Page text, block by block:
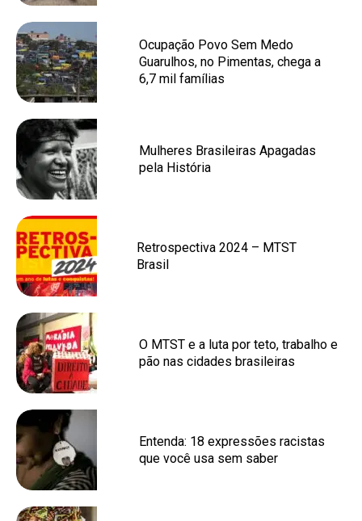
Ocupação Povo Sem Medo
Guarulhos, no Pimentas, chega a
6,7 mil famílias
Mulheres Brasileiras Apagadas
pela História
Retrospectiva 2024 – MTST
Brasil
O MTST e a luta por teto, trabalho e
pão nas cidades brasileiras
Entenda: 18 expressões racistas
que você usa sem saber